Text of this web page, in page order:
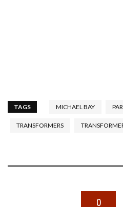
TAGS MICHAEL BAY
TRANSFORMERS
0